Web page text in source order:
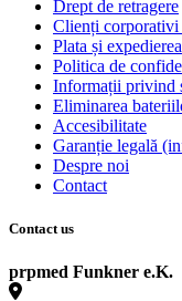
Drept de retragere
Clienți
Plata și expedierea
Politica de
Informații privind
Eliminarea
Accesibilitate
Garanție legală
Despre noi
Contact
Contact us
prpmed Funkner e.K.